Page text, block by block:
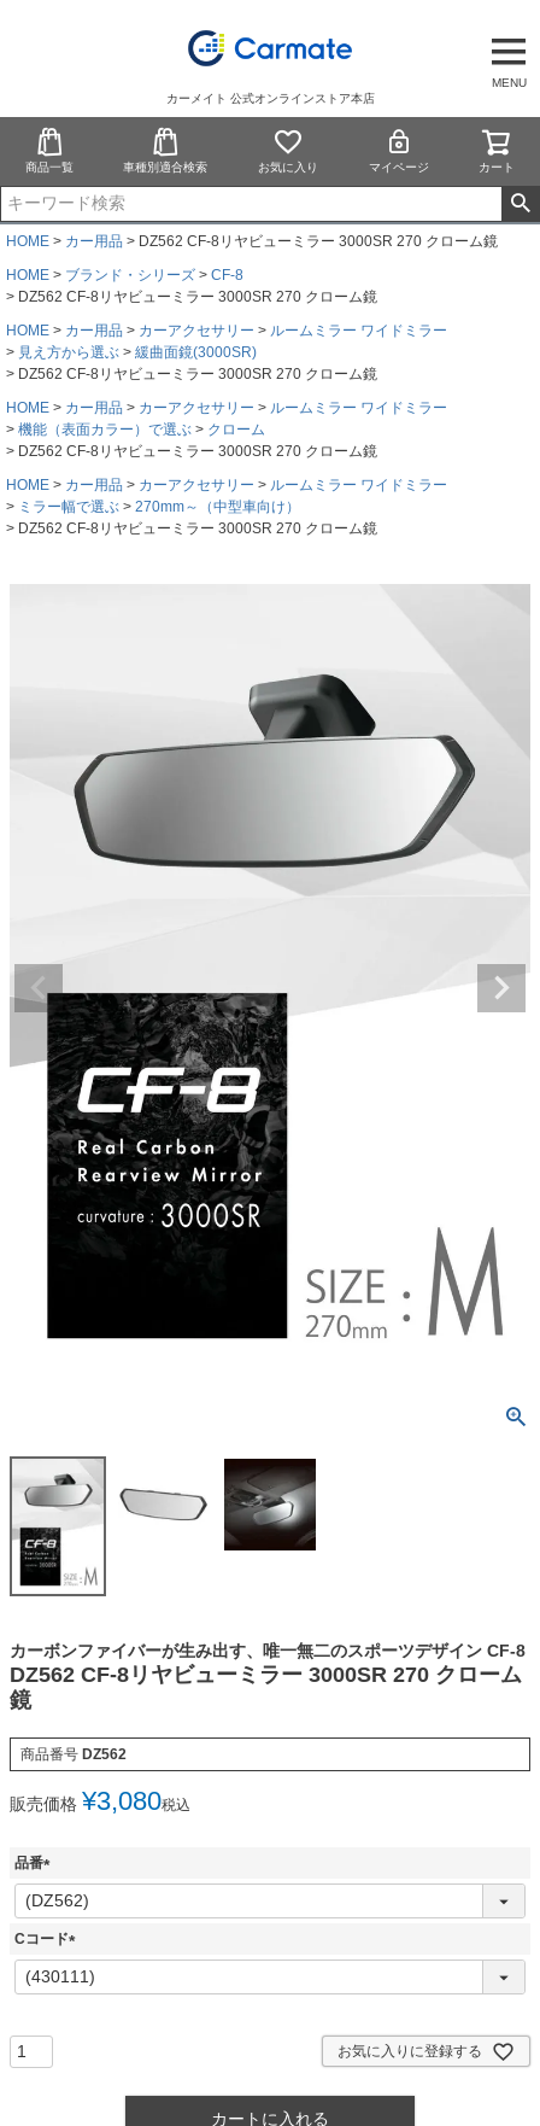
MENU
カーメイト 公式オンラインストア本店
商品一覧 車種別適合検索 お気に入り マイページ カート
HOME カー用品
DZ562 CF-8リヤビューミラー 3000SR 270 クローム鏡
HOME
ブランド・シリーズ
CF-8
DZ562 CF-8リヤビューミラー 3000SR 270 クローム鏡
HOME
カー用品 カーアクセサリー
ルームミラー ワイドミラー
見え方から選ぶ
緩曲面鏡(3000SR)
DZ562 CF-8リヤビューミラー 3000SR 270 クローム鏡
HOME
カー用品 カーアクセサリー
ルームミラー ワイドミラー
機能（表面カラー）で選ぶ
クローム
DZ562 CF-8リヤビューミラー 3000SR 270 クローム鏡
HOME
カー用品 カーアクセサリー
ルームミラー ワイドミラー
ミラー幅で選ぶ
270mm～（中型車向け）
DZ562 CF-8リヤビューミラー 3000SR 270 クローム鏡
カーボンファイバーが生み出す、唯一無二のスポーツデザイン CF-8
DZ562 CF-8リヤビューミラー 3000SR 270 クローム
鏡
商品番号 DZ562
販売価格 ¥3,080税込
品番
(
必
須
Cコード
(
必
お気に入りに登録する
カートに入れる